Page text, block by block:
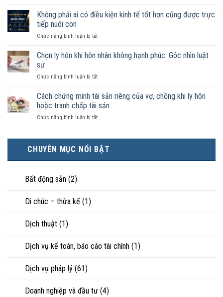
chồng
hợp
được
công
là
hôn
chung
chồng
đăng
hôn
tài
sản
như
nào?
Không phải ai có điều kiện kinh tế tốt hơn cũng được trực
tiếp nuôi con
Chức năng bình luận bị tắtở
phải
điều
kinh
tế
hơn
trực
tiếp
nuôi
Chọn ly hôn khi hôn nhân không hạnh phúc: Góc nhìn luật
sư
Chức năng bình luận bị tắtở
ly
hôn
khi
hôn
hạnh
phúc:
Góc
Cách chứng minh tài sản riêng của vợ, chồng khi ly hôn
hoặc tranh chấp tài sản
Chức năng bình luận bị tắtở
tài
sản
chấp
CHUYÊN MỤC NỔI BẬT
Bất động sản (2)
Di chúc – thừa kế (1)
Dịch thuật (1)
Dịch vụ kế toán, báo cáo tài chính (1)
Dịch vụ pháp lý (61)
Doanh nghiệp và đầu tư (4)